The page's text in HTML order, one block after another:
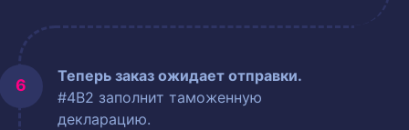
Теперь заказ ожидает отправки.
#4B2 заполнит таможенную
декларацию.